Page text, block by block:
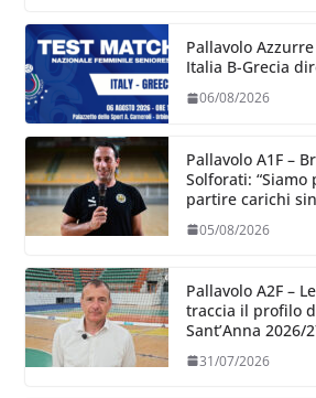
Pallavolo
Italia B-Grecia
06/08/2026
Pallavolo A1F –
Solforati:
partire carichi
05/08/2026
Pallavolo A2F –
traccia il profilo
Sant’Anna 2026/
31/07/2026